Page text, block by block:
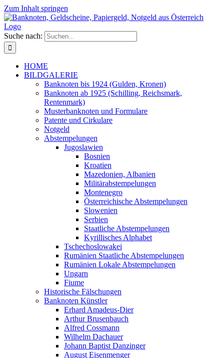
Zum Inhalt springen
Suche nach:
HOME
BILDGALERIE
Banknoten bis 1924 (Gulden, Kronen)
Banknoten ab 1925 (Schilling, Reichsmark,
Rentenmark)
Musterbanknoten und Formulare
Patente und Cirkulare
Notgeld
Abstempelungen
Jugoslawien
Bosnien
Kroatien
Mazedonien, Albanien
Militärabstempelungen
Montenegro
Österreichische Abstempelungen
Slowenien
Serbien
Staatliche Abstempelungen
Kyrillisches Alphabet
Tschechoslowakei
Rumänien Staatliche Abstempelungen
Rumänien Lokale Abstempelungen
Ungarn
Fiume
Historische Fälschungen
Banknoten Künstler
Erhard Amadeus-Dier
Arthur Brusenbauch
Alfred Cossmann
Wilhelm Dachauer
Johann Baptist Danzinger
August Eisenmenger